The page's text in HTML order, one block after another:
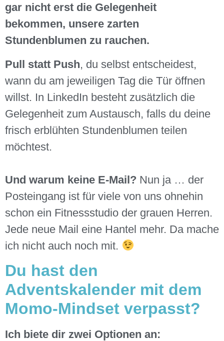
gar nicht erst die Gelegenheit
bekommen, unsere zarten
Stundenblumen zu rauchen.
Pull statt Push, du selbst entscheidest,
wann du am jeweiligen Tag die Tür öffnen
willst. In LinkedIn besteht zusätzlich die
Gelegenheit zum Austausch, falls du deine
frisch erblühten Stundenblumen teilen
möchtest.
Und warum keine E-Mail? Nun ja … der
Posteingang ist für viele von uns ohnehin
schon ein Fitnessstudio der grauen Herren.
Jede neue Mail eine Hantel mehr. Da mache
ich nicht auch noch mit.
Du hast den
Adventskalender mit dem
Momo-Mindset verpasst?
Ich biete dir zwei Optionen an: